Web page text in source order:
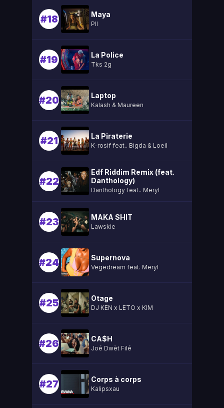
#18 Maya
Pll
#19 La Police
Tks 2g
#20 Laptop
Kalash & Maureen
#21 La Piraterie
K-rosif feat.. Bigda & Loeil
#22
Edf Riddim Remix (feat.
Danthology)
Danthology feat.. Meryl
#23 MAKA SHIT
Lawskie
#24 Supernova
Vegedream feat. Meryl
#25 Otage
DJ KEN x LETO x KIM
#26 CA$H
Joé Dwèt Filé
#27 Corps à corps
Kalipsxau